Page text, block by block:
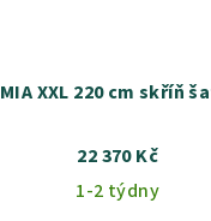
MIA XXL 220 cm skříň
22 370 Kč
1-2 týdny